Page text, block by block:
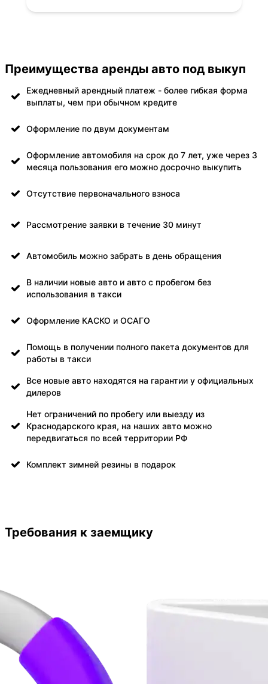
Преимущества аренды авто под выкуп
Ежедневный арендный платеж - более гибкая форма
выплаты, чем при обычном кредите
Оформление по двум документам
Оформление автомобиля на срок до 7 лет, уже через 3
месяца пользования его можно досрочно выкупить
Отсутствие первоначального взноса
Рассмотрение заявки в течение 30 минут
Автомобиль можно забрать в день обращения
В наличии новые авто и авто с пробегом без
использования в такси
Оформление КАСКО и ОСАГО
Помощь в получении полного пакета документов для
работы в такси
Все новые авто находятся на гарантии у официальных
дилеров
Нет ограничений по пробегу или выезду из
Краснодарского края, на наших авто можно
передвигаться по всей территории РФ
Комплект зимней резины в подарок
Требования к заемщику